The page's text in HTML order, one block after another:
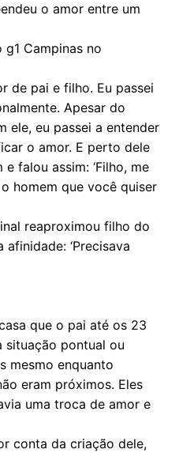
o amor entre um
Campinas no
de pai e filho. Eu passei
Apesar do
ele, eu passei a entender
o amor. E perto dele
falou assim: ‘Filho, me
homem que você quiser
reaproximou filho do
‘Precisava
que o pai até os 23
situação pontual ou
mesmo enquanto
eram próximos. Eles
uma troca de amor e
conta da criação dele,